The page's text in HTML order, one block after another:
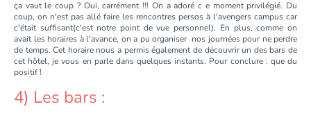
ça vaut le coup ? Oui, carrément !!! On a adoré c e moment privilégié. Du
coup, on n'est pas allé faire les rencontres persos à l'avengers campus car
c'était suffisant(c'est notre point de vue personnel). En plus, comme on
avait les horaires à l'avance, on a pu organiser nos journées pour ne perdre
de temps. Cet horaire nous a permis également de découvrir un des bars de
cet hôtel, je vous en parle dans quelques instants. Pour conclure : que du
positif !
4) Les bars :